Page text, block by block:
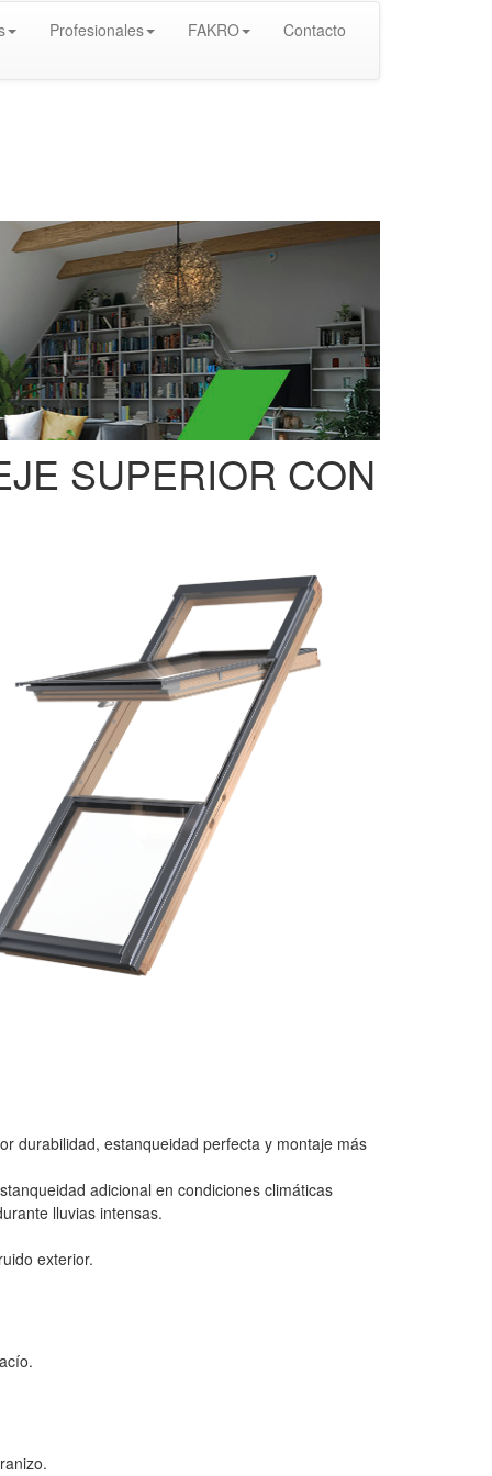
Profesionales FAKRO Contacto
SUPERIOR CON
durabilidad, estanqueidad perfecta y montaje más
adicional en condiciones climáticas
lluvias intensas.
exterior.